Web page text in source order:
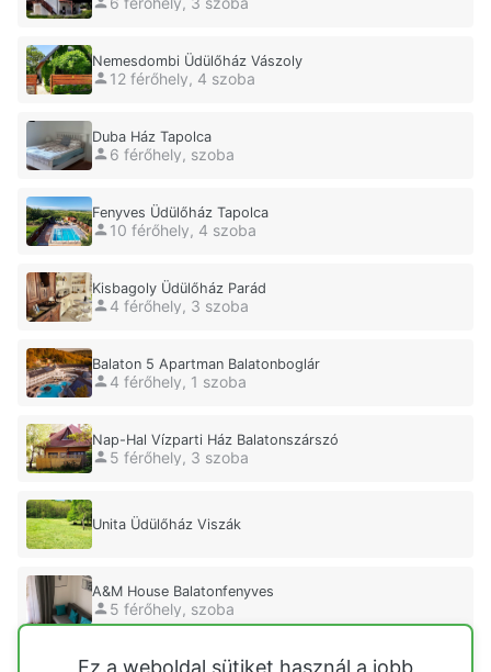
Nemesdombi Üdülőház Vászoly
12 férőhely, 4 szoba
Duba Ház Tapolca
6 férőhely, szoba
Fenyves Üdülőház Tapolca
10 férőhely, 4 szoba
Kisbagoly Üdülőház Parád
4 férőhely, 3 szoba
Balaton 5 Apartman Balatonboglár
4 férőhely, 1 szoba
Nap-Hal Vízparti Ház Balatonszárszó
5 férőhely, 3 szoba
Unita Üdülőház Viszák
A&M House Balatonfenyves
5 férőhely, szoba
Holland Ház Kiskőrös
Ez a weboldal sütiket használ a jobb